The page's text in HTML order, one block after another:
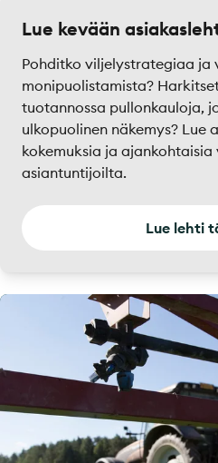
Lue kevään
Pohditko viljelystrategiaa ja
monipuolistamista?
tuotannossa pullonkauloja,
ulkopuolinen näkemys? Lue
kokemuksia ja ajankohtaisia
asiantuntijoilta.
Lue lehti